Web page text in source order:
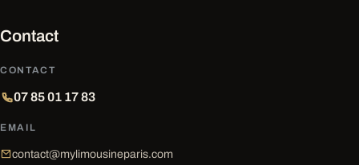
Contact
CONTACT
07 85 01 17 83
EMAIL
contact@mylimousineparis.com